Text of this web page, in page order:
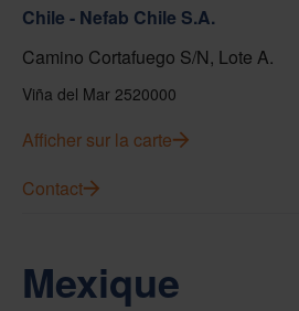
Chile - Nefab Chile S.A.
Camino Cortafuego S/N, Lote A.
Viña del Mar 2520000
Afficher sur la carte
Contact
Mexique